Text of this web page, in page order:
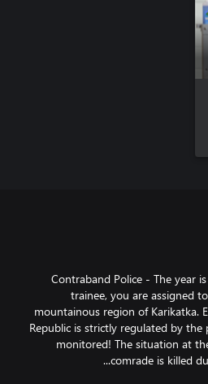
Contraband Police - The year
trainee, you are assigned
mountainous region of Karikatka.
Republic is strictly regulated by
monitored! The situation at